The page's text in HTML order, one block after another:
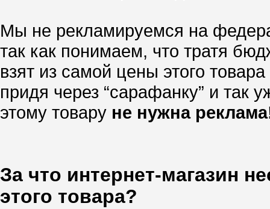
Мы не рекламируемся на
так как понимаем, что тратя
взят из самой цены этого
придя через “сарафанку” и так
этому товару не нужна
За что интернет-магазин
этого товара?